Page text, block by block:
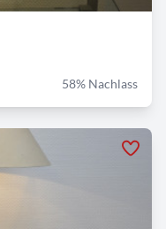
58% Nachlass